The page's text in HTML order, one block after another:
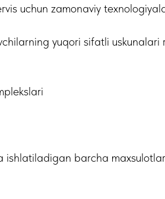
uchun zamonaviy
yuqori sifatli uskunalari
ishlatiladigan barcha maxsulotlar